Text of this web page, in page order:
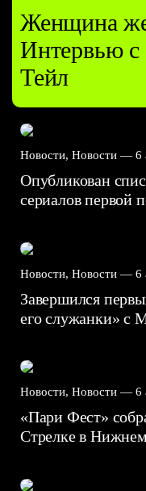
Женщина
Интервью с
Тейл
Новости, Новости — 6
Опубликован
сериалов первой
Новости, Новости — 6
Завершился
его служанки» с
Новости, Новости — 6
«Пари Фест»
Стрелке в